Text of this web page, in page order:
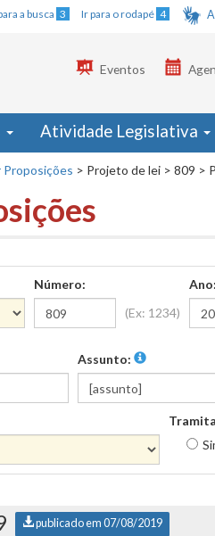
a busca 3 Ir para o rodapé 4
Eventos
Atividade Legislativa
Proposições > Projeto de lei > 809 >
Número:
(Ex: 1234)
Ano:
Assunto:
publicado em 07/08/2019